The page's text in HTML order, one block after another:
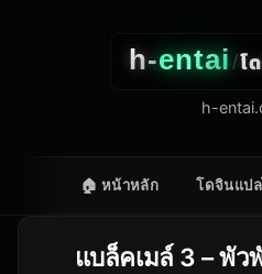
h-entai/โ
h-
🏠 หน้าหลัก โดจินแป
แบล็คเมล์ 3 – พั